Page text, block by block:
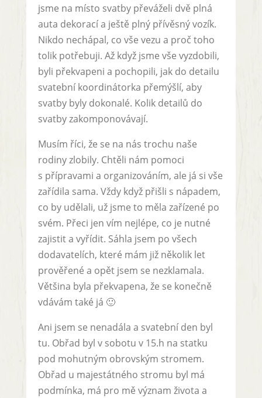
jsme na místo svatby převáželi dvě plná
auta dekorací a ještě plný přívěsný vozík.
Nikdo nechápal, co vše vezu a proč toho
tolik potřebuji. Až když jsme vše vyzdobili,
byli překvapeni a pochopili, jak do detailu
svatební koordinátorka přemýšlí, aby
svatby byly dokonalé. Kolik detailů do
svatby zakomponovávají.
Musím říci, že se na nás trochu naše
rodiny zlobily. Chtěli nám pomoci
s přípravami a organizováním, ale já si vše
zařídila sama. Vždy když přišli s nápadem,
co by udělali, už jsme to měla zařízené po
svém. Přeci jen vím nejlépe, co je nutné
zajistit a vyřídit. Sáhla jsem po všech
dodavatelích, které mám již několik let
prověřené a opět jsem se nezklamala.
Většina byla překvapena, že se konečně
vdávám také já 🙂
Ani jsem se nenadála a svatební den byl
tu. Obřad byl v sobotu v 15.h na statku
pod mohutným obrovským stromem.
Obřad u majestátného stromu byl má
podmínka, má pro mě význam života a